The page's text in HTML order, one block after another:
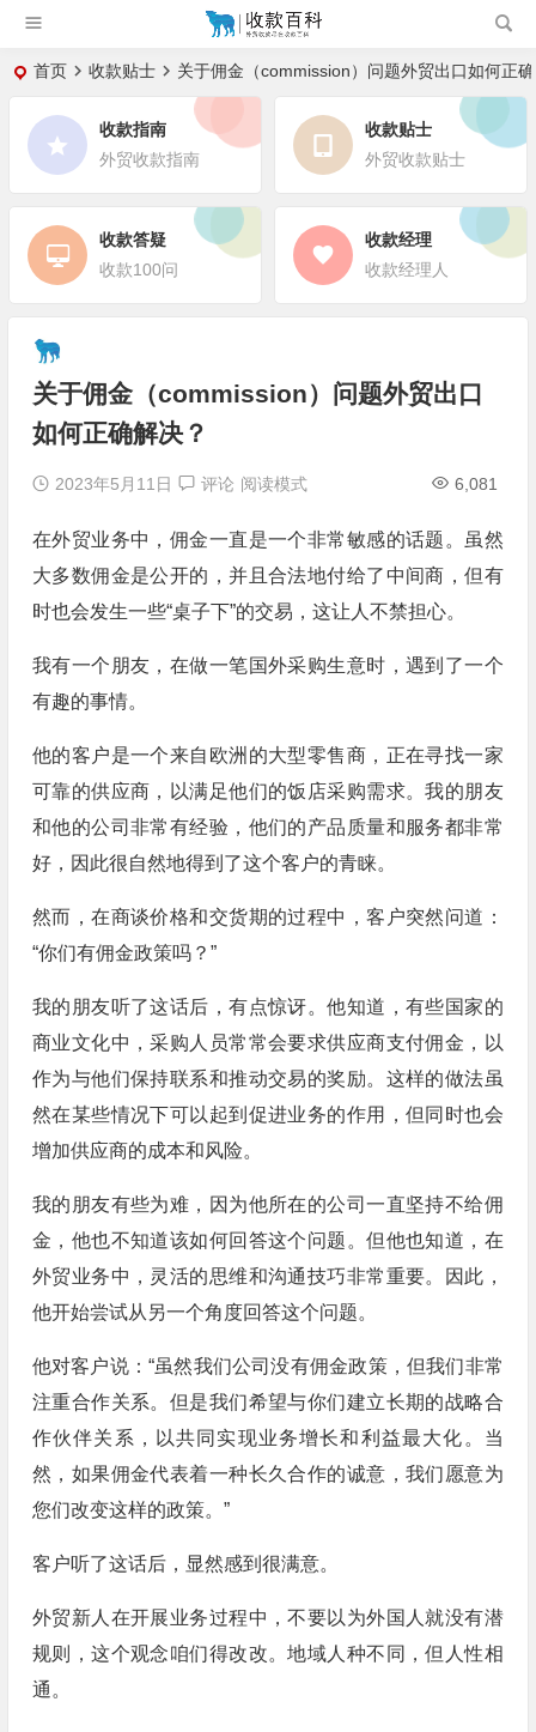
首页 收款贴士 关于佣金（commission）问题外贸出口如何正
收款指南
外贸收款指南
收款贴士
外贸收款贴士
收款答疑
收款100问
收款经理
收款经理人
关于佣金（commission）问题外贸出口
如何正确解决？
2023年5月11日 评论 6,081
阅读模式
在外贸业务中，佣金一直是一个非常敏感的话题。虽然
大多数佣金是公开的，并且合法地付给了中间商，但有
时也会发生一些“桌子下”的交易，这让人不禁担心。
我有一个朋友，在做一笔国外采购生意时，遇到了一个
有趣的事情。
他的客户是一个来自欧洲的大型零售商，正在寻找一家
可靠的供应商，以满足他们的饭店采购需求。我的朋友
和他的公司非常有经验，他们的产品质量和服务都非常
好，因此很自然地得到了这个客户的青睐。
然而，在商谈价格和交货期的过程中，客户突然问道：
“你们有佣金政策吗？”
我的朋友听了这话后，有点惊讶。他知道，有些国家的
商业文化中，采购人员常常会要求供应商支付佣金，以
作为与他们保持联系和推动交易的奖励。这样的做法虽
然在某些情况下可以起到促进业务的作用，但同时也会
增加供应商的成本和风险。
我的朋友有些为难，因为他所在的公司一直坚持不给佣
金，他也不知道该如何回答这个问题。但他也知道，在
外贸业务中，灵活的思维和沟通技巧非常重要。因此，
他开始尝试从另一个角度回答这个问题。
他对客户说：“虽然我们公司没有佣金政策，但我们非常
注重合作关系。但是我们希望与你们建立长期的战略合
作伙伴关系，以共同实现业务增长和利益最大化。当
然，如果佣金代表着一种长久合作的诚意，我们愿意为
您们改变这样的政策。”
客户听了这话后，显然感到很满意。
外贸新人在开展业务过程中，不要以为外国人就没有潜
规则，这个观念咱们得改改。地域人种不同，但人性相
通。